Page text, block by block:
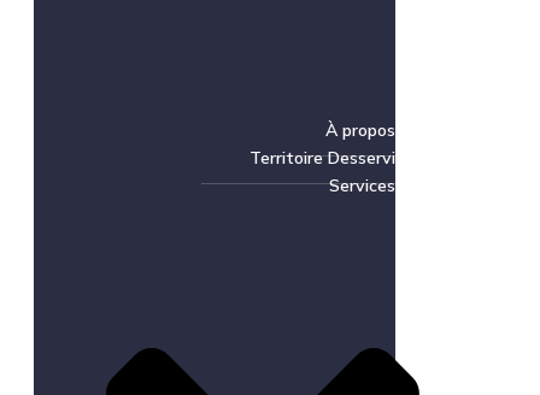
À propos
Territoire Desservi
Services